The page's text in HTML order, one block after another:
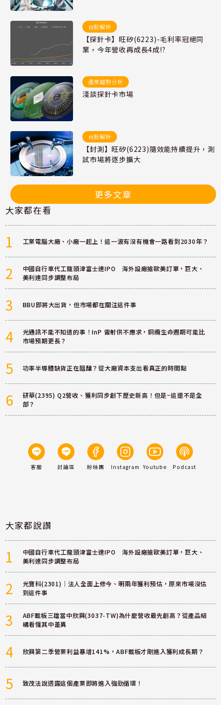
台股解析
【探針卡】旺矽(6223)-毛利率冠絕同
業，今年營收再成長4成!?
產業趨勢分析
淺談探針卡市場
台股解析
【封測】旺矽(6223)隨效能持續提升，測
試市場將逐步擴大
更多文章
大家都在看
1 工業電腦大廠、小廠一起上！這一波有沒有機會一路看到2030年？
2
中國自行車代工龍頭津富士達IPO 海外設廠搶歐美訂單，巨大、
美利達同步調整布局
3 BBU即將大出貨，但市場都在關注這件事
4
光通訊不能不知道的事！InP 雷射供不應求，銅纜生命週期可能比
市場預期更長？
5 功率半導體缺貨正在醞釀？從大廠資本支出看真正的時間點
6
研華(2395) Q2營收、獲利同步創下歷史新高！但是~這還不是全
部？
客服 討論區 粉絲團 Instagram Youtube Podcast
大家都說讚
1
中國自行車代工龍頭津富士達IPO 海外設廠搶歐美訂單，巨大、
美利達同步調整布局
2
光寶科(2301)｜法人全面上修今、明兩年獲利預估，原來市場沒估
到這件事
3
ABF載板三雄當中欣興(3037-TW)為什麼營收最先創高？從產品結
構看懂其中差異
4 欣興第二季營業利益暴增141%，ABF載板才剛進入獲利成長期？
5 致茂法說透露這個產業即將進入強勁循環！